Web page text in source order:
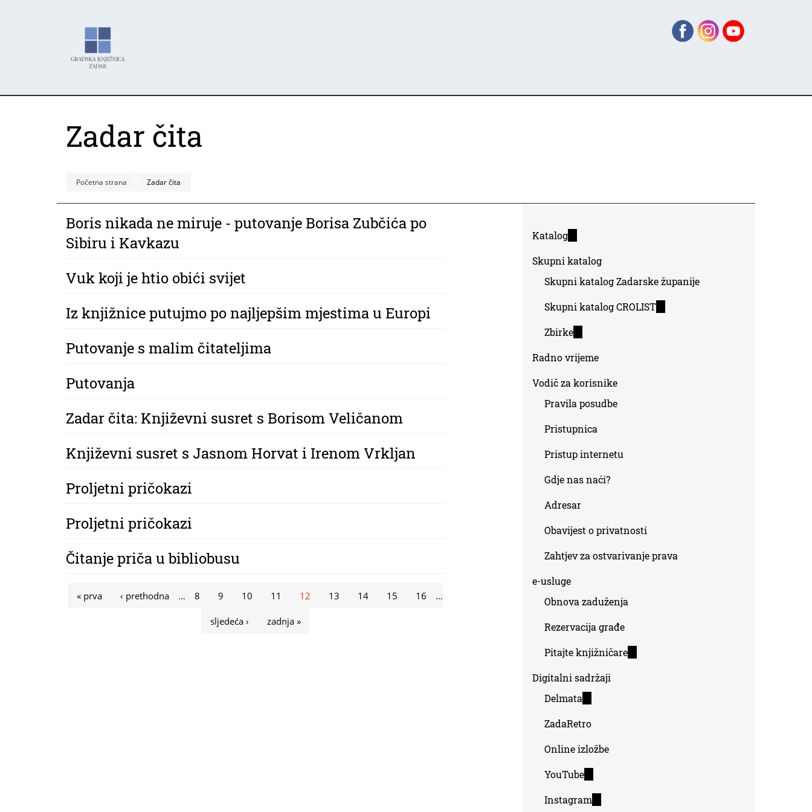
Zadar čita
Početna strana Zadar čita
Boris nikada ne miruje - putovanje Borisa Zubčića po
Sibiru i Kavkazu
Vuk koji je htio obići svijet
Iz knjižnice putujmo po najljepšim mjestima u Europi
Putovanje s malim čitateljima
Putovanja
Zadar čita: Književni susret s Borisom Veličanom
Književni susret s Jasnom Horvat i Irenom Vrkljan
Proljetni pričokazi
Proljetni pričokazi
Čitanje priča u bibliobusu
Stranice
« prva ‹ prethodna … 8 9 10 11 12 13 14 15 16 …
sljedeća › zadnja »
Katalog(link
external)
Skupni katalog
Skupni katalog Zadarske županije
Skupni katalog CROLIST(link
Zbirke(link
external)
Radno vrijeme
Vodič za korisnike
Pravila posudbe
Pristupnica
Pristup internetu
Gdje nas naći?
Adresar
Obavijest o privatnosti
Zahtjev za ostvarivanje prava
e-usluge
Obnova zaduženja
Rezervacija građe
Pitajte knjižničare(link
Digitalni sadržaji
Delmata
external)
ZadaRetro
Online izložbe
YouTube(link
external)
Instagram(link